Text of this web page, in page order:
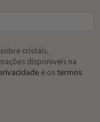
cristais,
disponíveis na
e os termos